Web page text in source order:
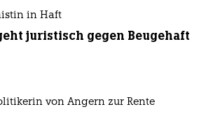
in Haft
juristisch gegen Beugehaft
von Angern zur Rente